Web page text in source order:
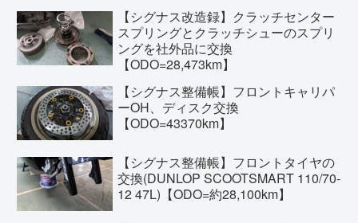
【シグナス改造録】クラッチセンター
スプリングとクラッチシューのスプリ
ングを社外品に交換
【ODO=28,473km】
【シグナス整備帳】フロントキャリパ
ーOH、ディスク交換
【ODO=43370km】
【シグナス整備帳】フロントタイヤの
交換(DUNLOP SCOOTSMART 110/70-
12 47L)【ODO=約28,100km】